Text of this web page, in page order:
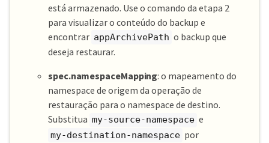
está armazenado. Use o comando da etapa 2
para visualizar o conteúdo do backup e
encontrar appArchivePath o backup que
deseja restaurar.
spec.namespaceMapping: o mapeamento do
namespace de origem da operação de
restauração para o namespace de destino.
Substitua my-source-namespace e
my-destination-namespace por